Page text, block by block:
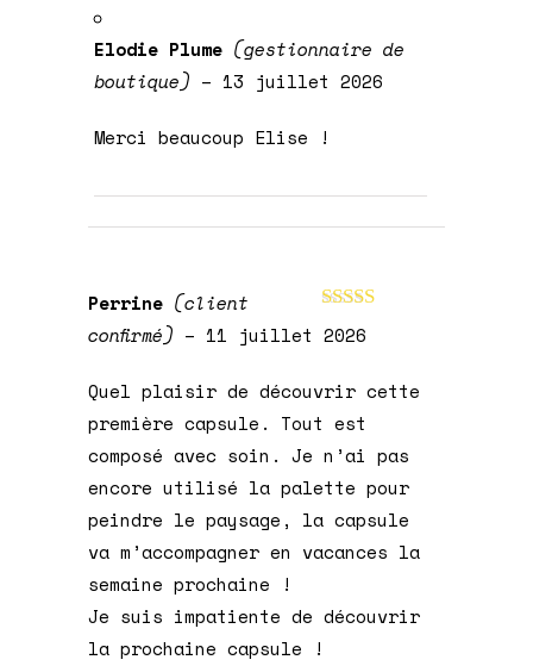
Elodie Plume (gestionnaire de
boutique) – 13 juillet 2026
Merci beaucoup Elise !
Note
Perrine (client
confirmé) – 11 juillet 2026
Quel plaisir de découvrir cette
première capsule. Tout est
composé avec soin. Je n’ai pas
encore utilisé la palette pour
peindre le paysage, la capsule
va m’accompagner en vacances la
semaine prochaine !
Je suis impatiente de découvrir
la prochaine capsule !